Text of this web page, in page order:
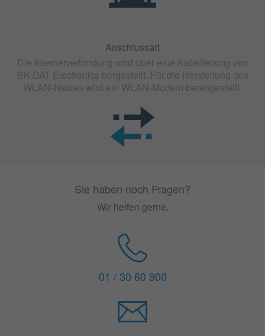
Anschlussart
Die Internetverbindung wird über eine Kabelleitung von
BK-DAT Electronics hergestellt. Für die Herstellung des
WLAN-Netzes wird ein WLAN-Modem bereitgestellt.
Sie haben noch Fragen?
Wir helfen gerne.
01 / 30 60 900